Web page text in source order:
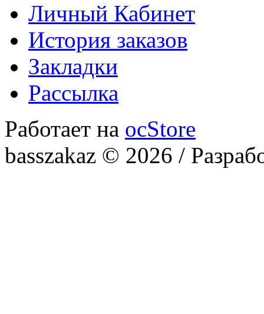
Личный Кабинет
История заказов
Закладки
Рассылка
Работает на ocStore
basszakaz © 2026 /